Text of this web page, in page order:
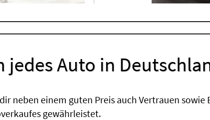
jedes Auto in
neben einem guten Preis auch Vertrauen
gewährleistet.